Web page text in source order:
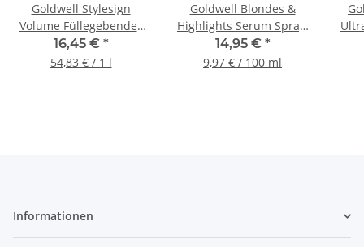
Goldwell Stylesign
Volume Füllegebendes
Brillanz-Mousse, 300 ml
16,45 € *
54,83 € / 1 l
Goldwell Blondes &
Highlights Serum Spray,
150ml
14,95 € *
9,97 € / 100 ml
Informationen